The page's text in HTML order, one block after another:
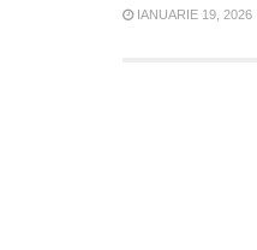
IANUARIE 19, 2026